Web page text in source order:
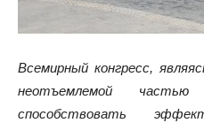
Всемирный конгресс,
неотъемлемой
способствовать